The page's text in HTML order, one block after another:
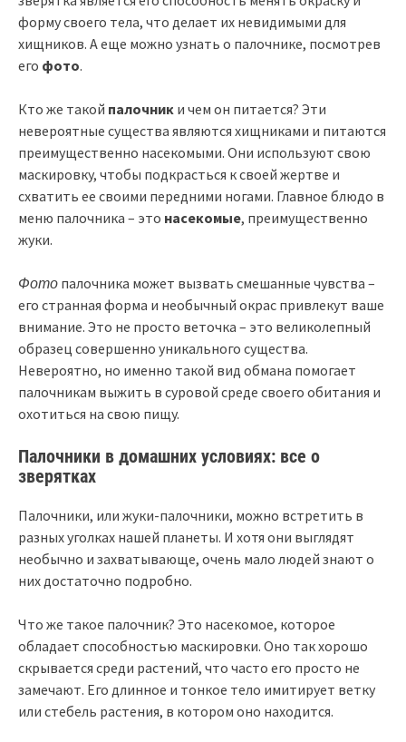
форму своего тела, что делает их невидимыми для
хищников. А еще можно узнать о палочнике, посмотрев
его фото.
Кто же такой палочник и чем он питается? Эти
невероятные существа являются хищниками и питаются
преимущественно насекомыми. Они используют свою
маскировку, чтобы подкрасться к своей жертве и
схватить ее своими передними ногами. Главное блюдо в
меню палочника – это насекомые, преимущественно
жуки.
Фото палочника может вызвать смешанные чувства –
его странная форма и необычный окрас привлекут ваше
внимание. Это не просто веточка – это великолепный
образец совершенно уникального существа.
Невероятно, но именно такой вид обмана помогает
палочникам выжить в суровой среде своего обитания и
охотиться на свою пищу.
Палочники в домашних условиях: все о
зверятках
Палочники, или жуки-палочники, можно встретить в
разных уголках нашей планеты. И хотя они выглядят
необычно и захватывающе, очень мало людей знают о
них достаточно подробно.
Что же такое палочник? Это насекомое, которое
обладает способностью маскировки. Оно так хорошо
скрывается среди растений, что часто его просто не
замечают. Его длинное и тонкое тело имитирует ветку
или стебель растения, в котором оно находится.